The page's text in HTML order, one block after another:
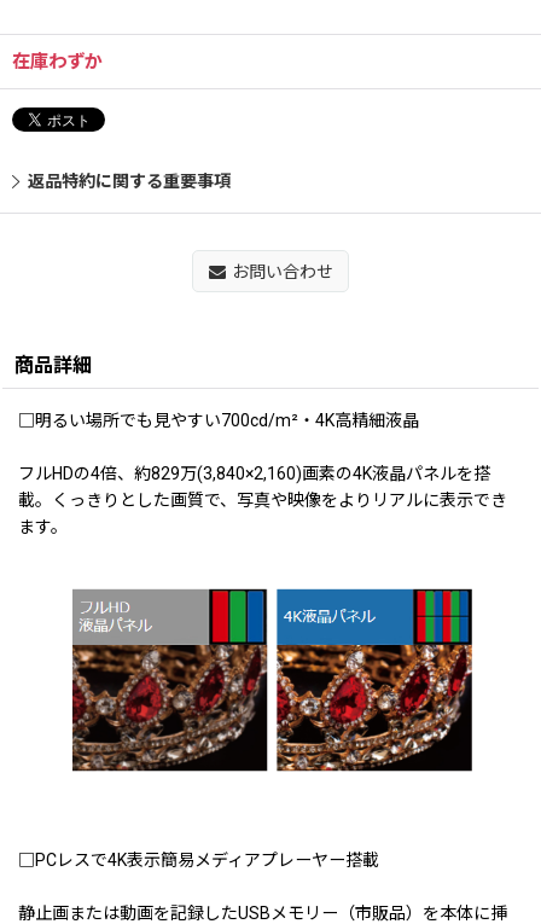
在庫わずか
返品特約に関する重要事項
お問い合わせ
商品詳細
□明るい場所でも見やすい700cd/m²・4K高精細液晶
フルHDの4倍、約829万(3,840×2,160)画素の4K液晶パネルを搭
載。くっきりとした画質で、写真や映像をよりリアルに表示でき
ます。
□PCレスで4K表示簡易メディアプレーヤー搭載
静止画または動画を記録したUSBメモリー（市販品）を本体に挿